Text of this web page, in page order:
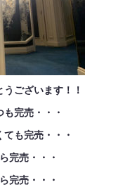
ございます！！
完売・・・
も完売・・・
完売・・・
完売・・・